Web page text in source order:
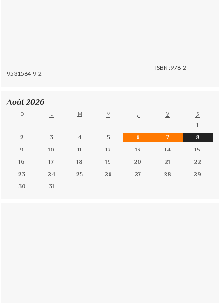
ISBN :978-2-
9531564-9-2
Août 2026
D L M M J V S
1
2
3 4 5 6 7
8
9
10 11 12 13 14
15
16
17 18 19 20 21
22
23
24 25 26 27 28
29
30
31